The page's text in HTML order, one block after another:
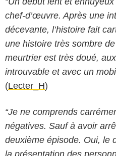
chef-d’œuvre. Après une
décevante, l’histoire fait
une histoire très sombre
meurtrier est très doué,
introuvable et avec un
(Lecter_H)
“Je ne comprends
négatives. Sauf à avoir
deuxième épisode. Oui, le